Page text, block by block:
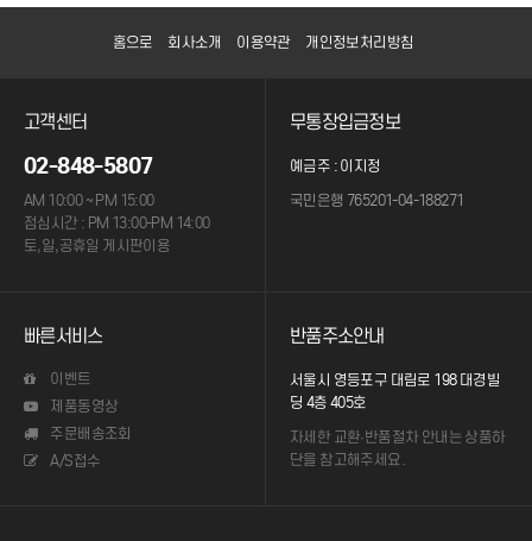
홈으로 회사소개 이용약관 개인정보처리방침
고객센터
02-848-5807
AM 10:00 ~ PM 15:00
점심시간 : PM 13:00-PM 14:00
토,일,공휴일 게시판이용
무통장입금정보
예금주 : 이지정
국민은행 765201-04-188271
빠른서비스
이벤트
제품동영상
주문배송조회
A/S접수
반품주소안내
서울시 영등포구 대림로 198 대경빌
딩 4층 405호
자세한 교환·반품절차 안내는 상품하
단을 참고해주세요.